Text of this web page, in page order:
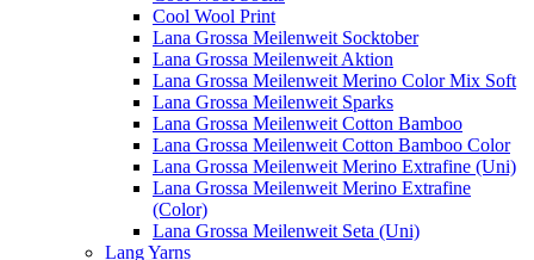
Cool Wool Print
Lana Grossa Meilenweit Socktober
Lana Grossa Meilenweit Aktion
Lana Grossa Meilenweit Merino Color Mix Soft
Lana Grossa Meilenweit Sparks
Lana Grossa Meilenweit Cotton Bamboo
Lana Grossa Meilenweit Cotton Bamboo Color
Lana Grossa Meilenweit Merino Extrafine (Uni)
Lana Grossa Meilenweit Merino Extrafine
(Color)
Lana Grossa Meilenweit Seta (Uni)
Lang Yarns